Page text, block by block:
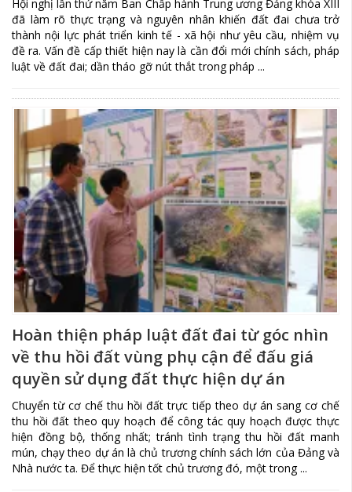
Hội nghị lần thứ năm Ban Chấp hành Trung ương Đảng khóa XIII
đã làm rõ thực trạng và nguyên nhân khiến đất đai chưa trở
thành nội lực phát triển kinh tế - xã hội như yêu cầu, nhiệm vụ
đề ra. Vấn đề cấp thiết hiện nay là cần đổi mới chính sách, pháp
luật về đất đai; dần tháo gỡ nút thắt trong pháp ...
Hoàn thiện pháp luật đất đai từ góc nhìn
về thu hồi đất vùng phụ cận để đấu giá
quyền sử dụng đất thực hiện dự án
Chuyển từ cơ chế thu hồi đất trực tiếp theo dự án sang cơ chế
thu hồi đất theo quy hoạch để công tác quy hoạch được thực
hiện đồng bộ, thống nhất; tránh tình trạng thu hồi đất manh
mún, chạy theo dự án là chủ trương chính sách lớn của Đảng và
Nhà nước ta. Để thực hiện tốt chủ trương đó, một trong ...